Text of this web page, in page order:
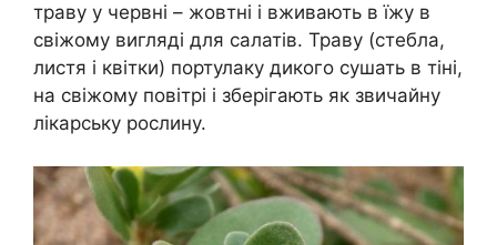
траву у червні – жовтні і вживають в їжу в
свіжому вигляді для салатів. Траву (стебла,
листя і квітки) портулаку дикого сушать в тіні,
на свіжому повітрі і зберігають як звичайну
лікарську рослину.